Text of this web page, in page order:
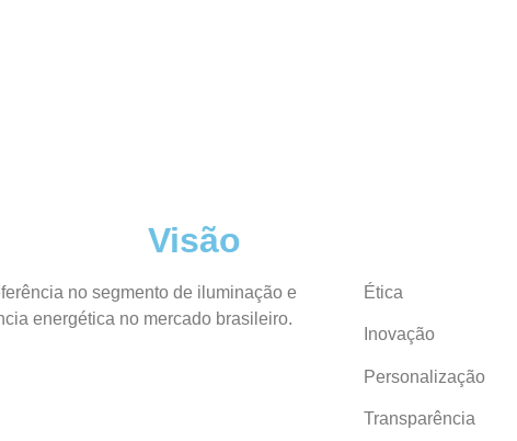
Visão
no segmento de iluminação e
energética no mercado brasileiro.
Ética
Inovação
Personalização
Transparência